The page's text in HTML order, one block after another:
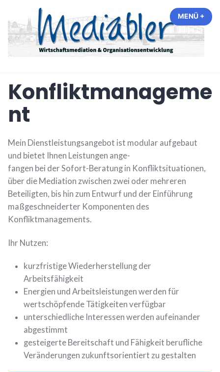
Inhalt
springen
MENÜ +
Konfliktmanageme
nt
Mein Dienstleistungsangebot ist modular aufgebaut
und bietet Ihnen Leistungen ange-
fangen bei der Sofort-Beratung in Konfliktsituationen,
über die Mediation zwischen zwei oder mehreren
Beteiligten, bis hin zum Entwurf und der Einführung
maßgeschneiderter Komponenten des
Konfliktmanagements.
Ihr Nutzen:
kurzfristige Wiederherstellung der
Arbeitsfähigkeit
Energien und Arbeitsleistungen werden für
wertschöpfende Tätigkeiten verfügbar
unterschiedliche Interessen werden aufeinander
abgestimmt
gesteigerte Bereitschaft und Fähigkeit berufliche
Veränderungen zukunftsorientiert zu gestalten